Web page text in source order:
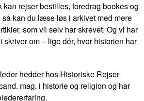
kan rejser bestilles, foredrag bookes og
så kan du læse løs i arkivet med mere
som vil selv har skrevet. Og vi har
om – lige dér, hvor historien har
hedder hos Historiske Rejser
mag. i historie og religion og har